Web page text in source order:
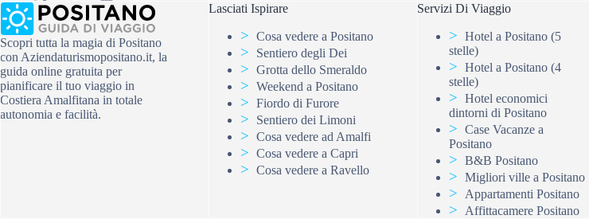
Scopri tutta la magia di Positano
con Aziendaturismopositano.it, la
guida online gratuita per
pianificare il tuo viaggio in
Costiera Amalfitana in totale
autonomia e facilità.
Lasciati Ispirare
Cosa vedere a Positano
Sentiero degli Dei
Grotta dello Smeraldo
Weekend a Positano
Fiordo di Furore
Sentiero dei Limoni
Cosa vedere ad Amalfi
Cosa vedere a Capri
Cosa vedere a Ravello
Servizi Di Viaggio
Hotel a Positano (5
stelle)
Hotel a Positano (4
stelle)
Hotel economici
dintorni di Positano
Case Vacanze a
Positano
B&B Positano
Migliori ville a Positano
Appartamenti Positano
Affittacamere Positano